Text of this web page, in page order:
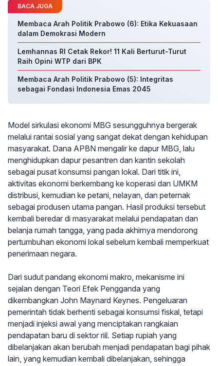
BACA JUGA
Membaca Arah Politik Prabowo (6): Etika Kekuasaan
dalam Demokrasi Modern
Lemhannas RI Cetak Rekor! 11 Kali Berturut-Turut
Raih Opini WTP dari BPK
Membaca Arah Politik Prabowo (5): Integritas
sebagai Fondasi Indonesia Emas 2045
Model sirkulasi ekonomi MBG sesungguhnya bergerak
melalui rantai sosial yang sangat dekat dengan kehidupan
masyarakat. Dana APBN mengalir ke dapur MBG, lalu
menghidupkan dapur pesantren dan kantin sekolah
sebagai pusat konsumsi pangan lokal. Dari titik ini,
aktivitas ekonomi berkembang ke koperasi dan UMKM
distribusi, kemudian ke petani, nelayan, dan peternak
sebagai produsen utama pangan. Hasil produksi tersebut
kembali beredar di masyarakat melalui pendapatan dan
belanja rumah tangga, yang pada akhirnya mendorong
pertumbuhan ekonomi lokal sebelum kembali memperkuat
penerimaan negara.
Dari sudut pandang ekonomi makro, mekanisme ini
sejalan dengan Teori Efek Pengganda yang
dikembangkan John Maynard Keynes. Pengeluaran
pemerintah tidak berhenti sebagai konsumsi fiskal, tetapi
menjadi injeksi awal yang menciptakan rangkaian
pendapatan baru di sektor riil. Setiap rupiah yang
dibelanjakan akan berubah menjadi pendapatan bagi pihak
lain, yang kemudian kembali dibelanjakan, sehingga